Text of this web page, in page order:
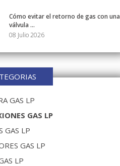
Cómo evitar el retorno de gas con una
válvula ...
08 Julio 2026
GAS LP
GAS LP
GAS LP
GAS LP
LP